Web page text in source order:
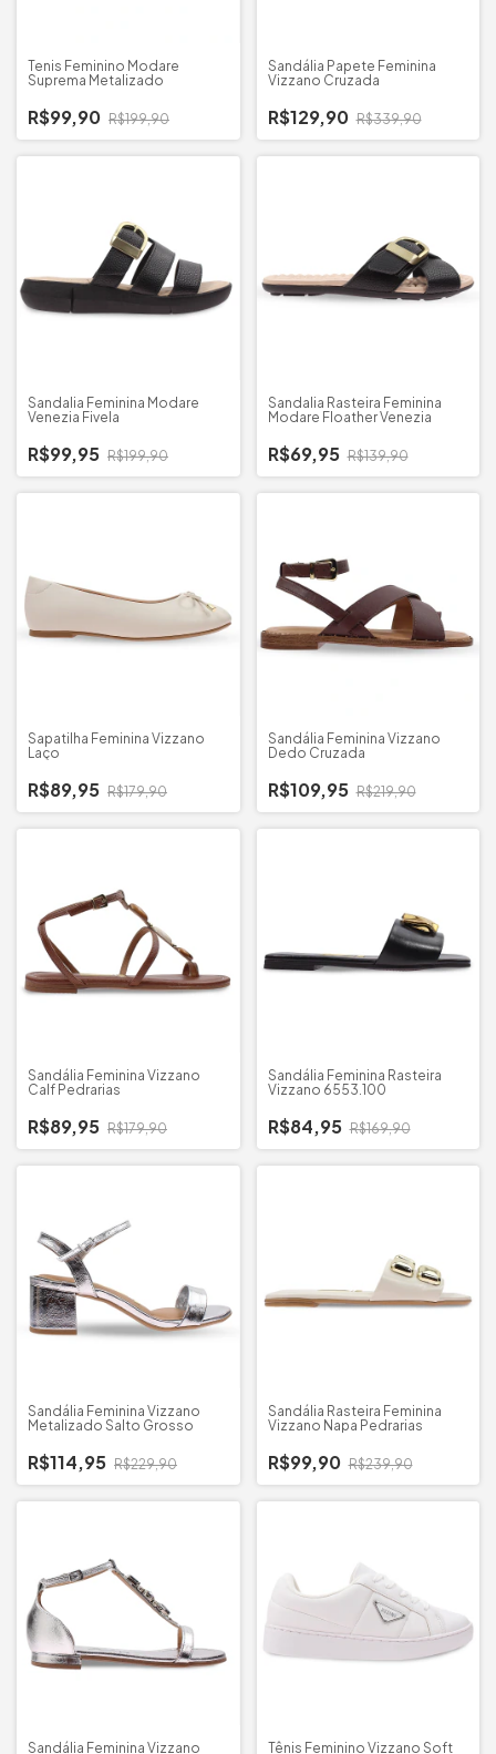
Tenis Feminino Modare
Suprema Metalizado
R$99,90 R$199,90
Sandália Papete Feminina
Vizzano Cruzada
R$129,90 R$339,90
Sandalia Feminina Modare
Venezia Fivela
R$99,95 R$199,90
Sandalia Rasteira Feminina
Modare Floather Venezia
R$69,95 R$139,90
Sapatilha Feminina Vizzano
Laço
R$89,95 R$179,90
Sandália Feminina Vizzano
Dedo Cruzada
R$109,95 R$219,90
Sandália Feminina Vizzano
Calf Pedrarias
R$89,95 R$179,90
Sandália Feminina Rasteira
Vizzano 6553.100
R$84,95 R$169,90
Sandália Feminina Vizzano
Metalizado Salto Grosso
R$114,95 R$229,90
Sandália Rasteira Feminina
Vizzano Napa Pedrarias
R$99,90 R$239,90
Sandália Feminina Vizzano
Tênis Feminino Vizzano Soft